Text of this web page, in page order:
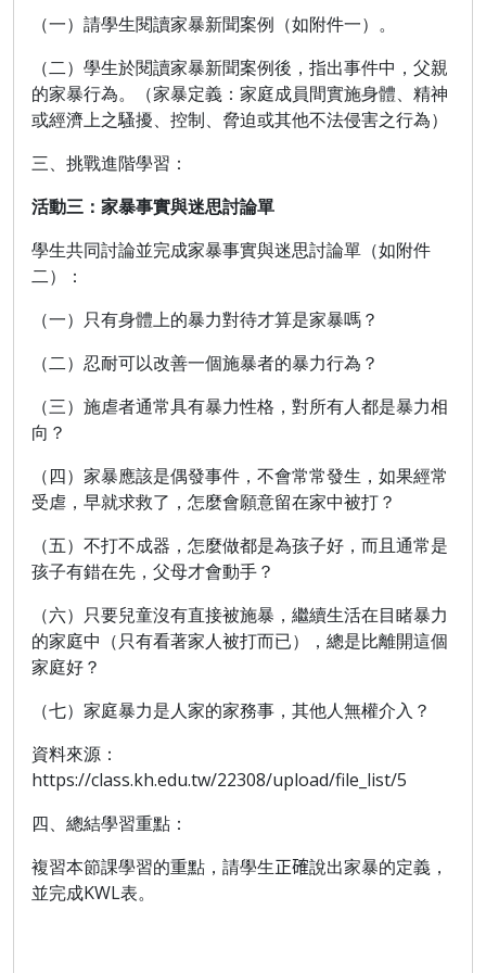
（一）請學生閱讀家暴新聞案例（如附件一）。
（二）學生於閱讀家暴新聞案例後，指出事件中，父親
的家暴行為。（家暴定義：家庭成員間實施身體、精神
或經濟上之騷擾、控制、脅迫或其他不法侵害之行為）
三、挑戰進階學習：
活動三：家暴事實與迷思討論單
學生共同討論並完成家暴事實與迷思討論單 （如附件
二）
：
（一） 只有身體上的暴力對待才算是家暴嗎？
（二） 忍耐可以改善一個施暴者的暴力行為？
（三） 施虐者通常具有暴力性格，對所有人都是暴力相
向？
（四） 家暴應該是偶發事件，不會常常發生，如果經常
受虐，早就求救了，怎麼會願意留在家中被打？
（五） 不打不成器，怎麼做都是為孩子好，而且通常是
孩子有錯在先，父母才會動手？
（六） 只要兒童沒有直接被施暴，繼續生活在目睹暴力
的家庭中（只有看著家人被打而已），總是比離開這個
家庭好？
（七） 家庭暴力是人家的家務事，其他人無權介入？
資料來源：
https://class.kh.edu.tw/22308/upload/file_list/5
四、總結學習重點：
複習本節課學習的重點，請學生正確說出家暴的定義，
並完成KWL表。